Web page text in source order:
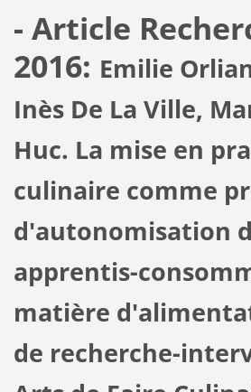
- Article
2016: Emilie
Inès De La Ville,
Huc. La mise en
culinaire comme
d'autonomisation
apprentis-
matière
de recherche-